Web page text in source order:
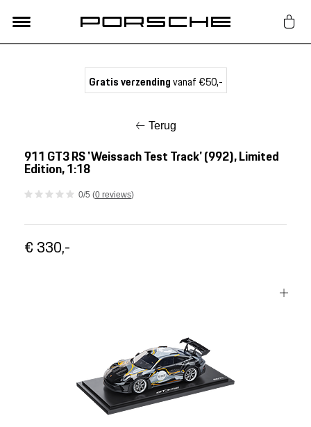
Nieuw
Meer Porsche
Gratis verzendingvanaf €50,-
Terug
911 GT3 RS 'Weissach Test Track' (992), Limited
Edition, 1:18
0/5 (0 reviews)
€ 330,-